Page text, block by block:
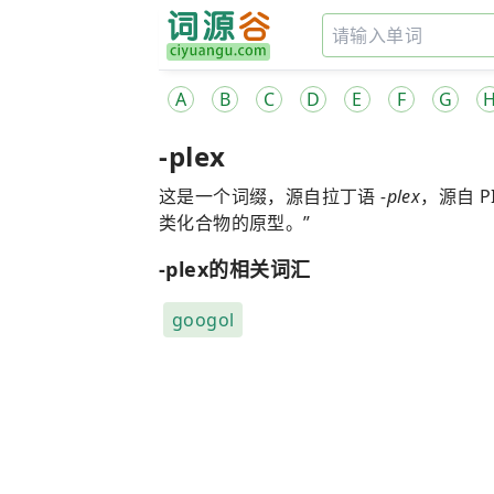
A B C D E F G H
-plex
这是一个词缀，源自拉丁语-plex，源自
类化合物的原型。”
-plex的相关词汇
googol